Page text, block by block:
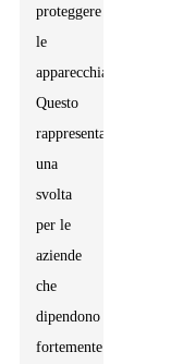
proteggere
le
apparecchiature.
Questo
rappresenta
una
svolta
per le
aziende
che
dipendono
fortemente